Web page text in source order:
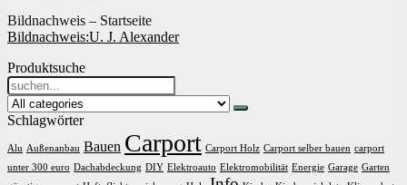
Bildnachweis – Startseite
Bildnachweis:U. J. Alexander
Produktsuche
Search
for:
Schlagwörter
Alu Außenanbau Bauen Carport Carport Holz Carport selber bauen carport
unter 300 euro Dachabdeckung DIY Elektroauto Elektromobilität Energie Garage Garten